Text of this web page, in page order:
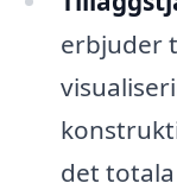
erbjuder
det